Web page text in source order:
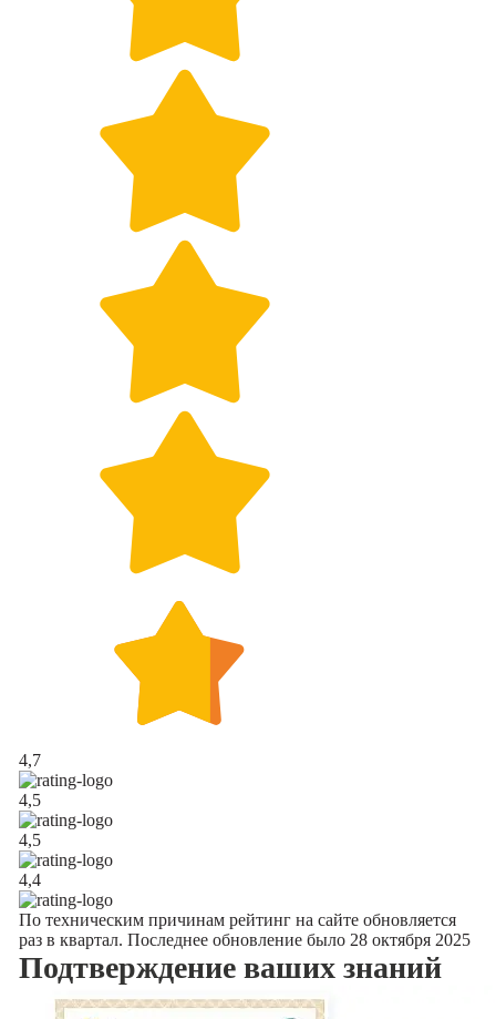
4,7
4,5
4,5
4,4
По техническим причинам рейтинг на сайте обновляется
раз в квартал. Последнее обновление было 28 октября 2025
Подтверждение ваших знаний